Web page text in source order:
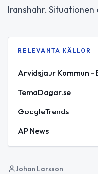
Iranshahr.
RELEVANTA KÄLLOR
Arvidsjaur Kommun -
TemaDagar.se
GoogleTrends
AP News
Johan Larsson